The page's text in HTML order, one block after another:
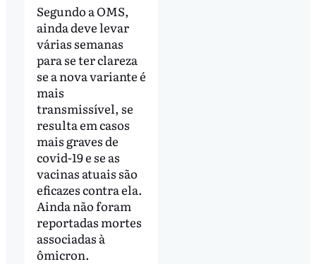
Segundo a OMS,
ainda deve levar
várias semanas
para se ter clareza
se a nova variante é
mais
transmissível, se
resulta em casos
mais graves de
covid-19 e se as
vacinas atuais são
eficazes contra ela.
Ainda não foram
reportadas mortes
associadas à
ômicron.